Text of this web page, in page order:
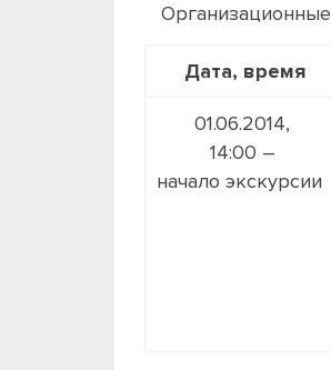
Дата, время
01.06.2014,
14:00 –
начало экскурсии